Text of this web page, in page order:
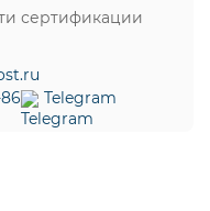
сертификации
Telegram